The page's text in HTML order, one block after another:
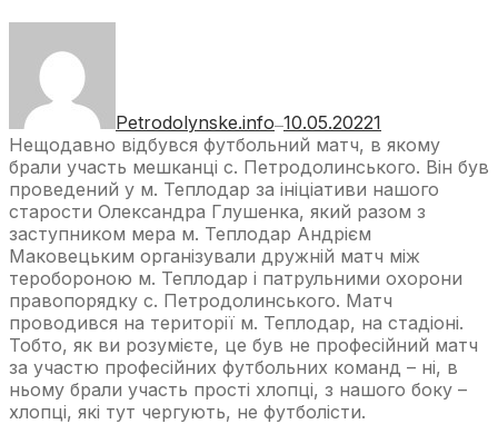
Petrodolynske.info—10.05.20221
Нещодавно відбувся футбольний матч, в якому
брали участь мешканці с. Петродолинського. Він був
проведений у м. Теплодар за ініціативи нашого
старости Олександра Глушенка, який разом з
заступником мера м. Теплодар Андрієм
Маковецьким організували дружній матч між
теробороною м. Теплодар і патрульними охорони
правопорядку с. Петродолинського. Матч
проводився на території м. Теплодар, на стадіоні.
Тобто, як ви розумієте, це був не професійний матч
за участю професійних футбольних команд – ні, в
ньому брали участь прості хлопці, з нашого боку –
хлопці, які тут чергують, не футболісти.